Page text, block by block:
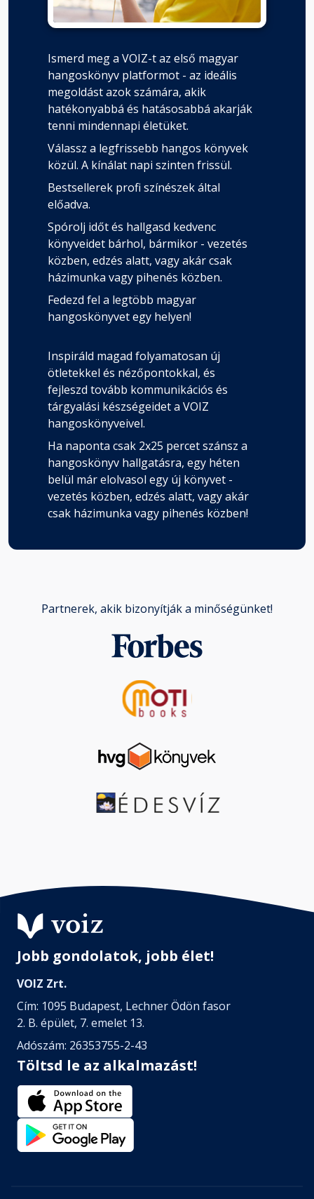
Ismerd meg a VOIZ-t az első magyar
hangoskönyv platformot - az ideális
megoldást azok számára, akik
hatékonyabbá és hatásosabbá akarják
tenni mindennapi életüket.
Válassz a legfrissebb hangos könyvek
közül. A kínálat napi szinten frissül.
Bestsellerek profi színészek által
előadva.
Spórolj időt és hallgasd kedvenc
könyveidet bárhol, bármikor - vezetés
közben, edzés alatt, vagy akár csak
házimunka vagy pihenés közben.
Fedezd fel a legtöbb magyar
hangoskönyvet egy helyen!
Inspiráld magad folyamatosan új
ötletekkel és nézőpontokkal, és
fejleszd tovább kommunikációs és
tárgyalási készségeidet a VOIZ
hangoskönyveivel.
Ha naponta csak 2x25 percet szánsz a
hangoskönyv hallgatásra, egy héten
belül már elolvasol egy új könyvet -
vezetés közben, edzés alatt, vagy akár
csak házimunka vagy pihenés közben!
Partnerek, akik bizonyítják a minőségünket!
Jobb gondolatok, jobb élet!
VOIZ Zrt.
Cím: 1095 Budapest, Lechner Ödön fasor
2. B. épület, 7. emelet 13.
Adószám: 26353755-2-43
Töltsd le az alkalmazást!